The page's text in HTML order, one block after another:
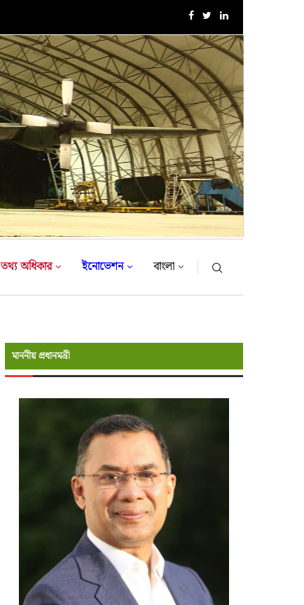
১৮-তম নৌবাহিনী প্রধান হিসেবে নিয়োগ পেলেন রিয়ার এডমিরাল...
তথ্য অধিকার ইনোভেশন বাংলা
মাননীয় প্রধানমন্রী